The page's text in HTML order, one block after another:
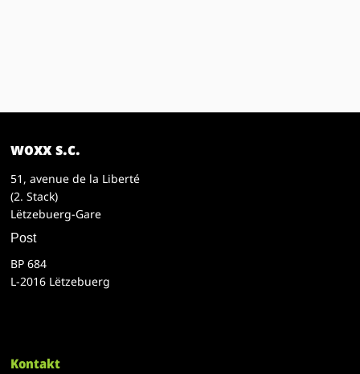
woxx s.c.
51, avenue de la Liberté
(2. Stack)
Lëtzebuerg-Gare
Post
BP 684
L-2016 Lëtzebuerg
Kontakt